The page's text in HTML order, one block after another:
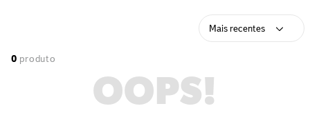
Mais recentes
0 produto
OOPS!